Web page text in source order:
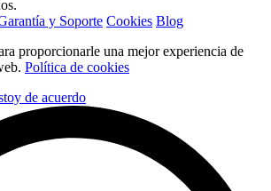
y Soporte Cookies Blog
proporcionarle una mejor experiencia de
Política de cookies
de acuerdo